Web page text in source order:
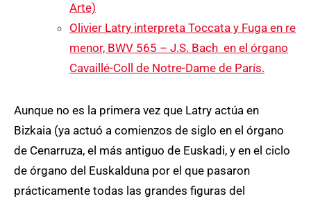
Arte)
Olivier Latry interpreta Toccata y Fuga en re
menor, BWV 565 – J.S. Bach en el órgano
Cavaillé-Coll de Notre-Dame de París.
Aunque no es la primera vez que Latry actúa en
Bizkaia (ya actuó a comienzos de siglo en el órgano
de Cenarruza, el más antiguo de Euskadi, y en el ciclo
de órgano del Euskalduna por el que pasaron
prácticamente todas las grandes figuras del